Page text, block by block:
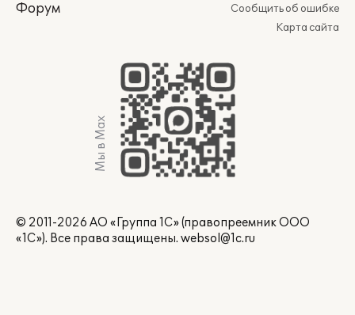
Форум
Сообщить об ошибке
Карта сайта
Мы в Max
© 2011-2026 АО «Группа 1С» (правопреемник ООО
«1С»). Все права защищены. websol@1c.ru